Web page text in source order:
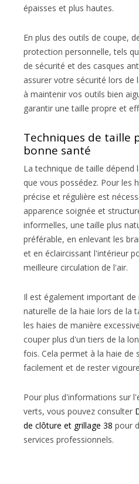
épaisses et plus hautes.
En plus des outils de coupe,
protection personnelle, tels
de sécurité et des casques
assurer votre sécurité lors de
à maintenir vos outils bien
garantir une taille propre et
Techniques de taille
bonne santé
La technique de taille dépend
que vous possédez. Pour les
précise et régulière est
apparence soignée et
informelles, une taille plus
préférable, en enlevant les
et en éclaircissant l'intérieur
meilleure circulation de l'air.
Il est également important
naturelle de la haie lors de la
les haies de manière
couper plus d'un tiers de la
fois. Cela permet à la haie de
facilement et de rester
Pour plus d'informations sur
verts, vous pouvez consulter
de clôture et grillage 38 pour
services professionnels.